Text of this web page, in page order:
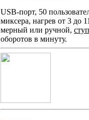
USB-порт, 50
миксера, нагрев от 3 до
мерный или ручной,
оборотов в минуту.